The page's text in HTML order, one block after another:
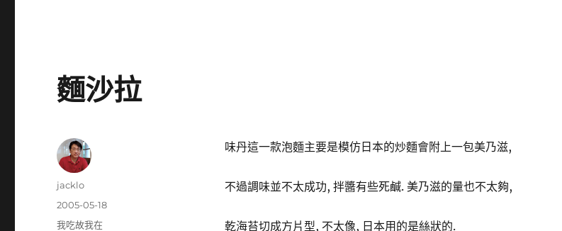
麵沙拉
味丹這一款泡麵主要是模仿日本的炒麵會附上一包美乃滋,
不過調味並不太成功, 拌醬有些死鹹. 美乃滋的量也不太夠,
乾海苔切成方片型, 不太像, 日本用的是絲狀的.
作
jacklo
發
佈
2005-05-18
分
我吃故我在